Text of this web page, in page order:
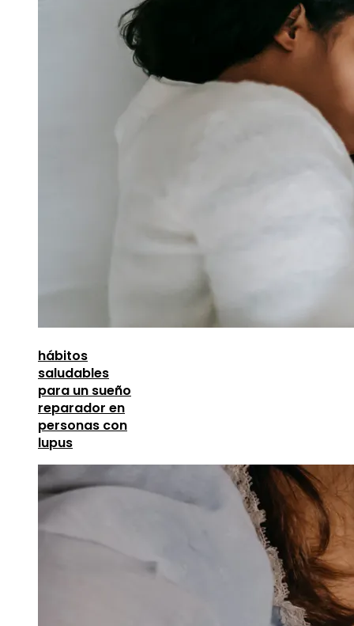
hábitos
saludables
para un sueño
reparador en
personas con
lupus